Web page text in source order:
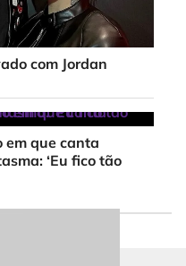
com Jordan
em que canta
‘Eu fico tão